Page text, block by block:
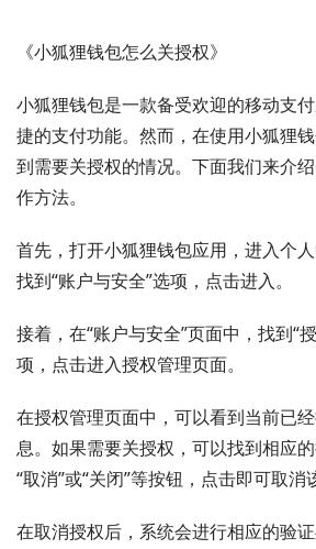
《小狐狸钱包怎么关授权》
小狐狸钱包是一款备受欢迎的移动支
捷的支付功能。然而，在使用小狐狸
到需要关授权的情况。下面我们来介
作方法。
首先，打开小狐狸钱包应用，进入个
找到“账户与安全”选项，点击进入。
接着，在“账户与安全”页面中，找到“
项，点击进入授权管理页面。
在授权管理页面中，可以看到当前已
息。如果需要关授权，可以找到相应
“取消”或“关闭”等按钮，点击即可取消
在取消授权后，系统会进行相应的验